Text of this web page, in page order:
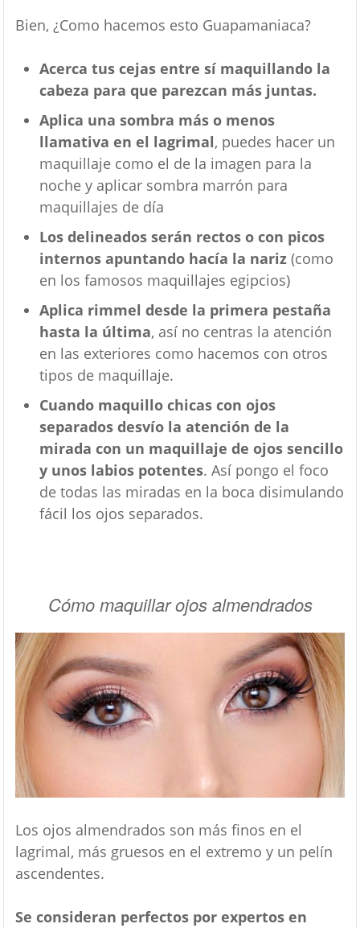
Bien, ¿Como hacemos esto Guapamaniaca?
Acerca tus cejas entre sí maquillando la
cabeza para que parezcan más juntas.
Aplica una sombra más o menos
llamativa en el lagrimal, puedes hacer un
maquillaje como el de la imagen para la
noche y aplicar sombra marrón para
maquillajes de día
Los delineados serán rectos o con picos
internos apuntando hacía la nariz(como
en los famosos maquillajes egipcios)
Aplica rimmel desde la primera pestaña
hasta la última, así no centras la atención
en las exteriores como hacemos con otros
tipos de maquillaje.
Cuando maquillo chicas con ojos
separados desvío la atención de la
mirada con un maquillaje de ojos sencillo
y unos labios potentes. Así pongo el foco
de todas las miradas en la boca disimulando
fácil los ojos separados.
Cómo maquillar ojos almendrados
Los ojos almendrados son más finos en el
lagrimal, más gruesos en el extremo y un pelín
ascendentes.
Se consideran perfectos por expertos en